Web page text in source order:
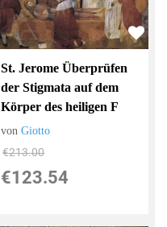
St. Jerome Überprüfen
der Stigmata auf dem
Körper des heiligen F
vonGiotto
€213.00
€123.54